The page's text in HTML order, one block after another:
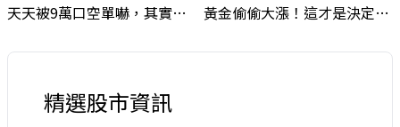
天天被9萬口空單嚇，其實你盯錯地方了｜Mr.Jimmy高志銘 #台股 #外資期貨 #融資 黃金偷偷大漲！這才是決定台股生死的「真風向球」！｜Mr.Jimmy高志銘 #黃金 #美元指數 #聯準會
精選股市資訊